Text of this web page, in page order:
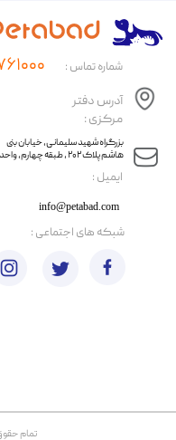
​ایمیل :
آدرس دفتر
مرکزی :
info@petabad.com
​​بزرگراه شهید سلیمانی، خیابان بنی
هاشم پلاک ۲۰۲ ، طبقه چهارم، واحد ۴۳
شماره تماس : ۰۲۱-
تمام
​شبکه های اجتماعی :